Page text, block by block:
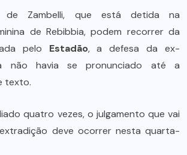
de Zambelli, que está detida na
de Rebibbia, podem recorrer da
pelo Estadão, a defesa da ex-
não havia se pronunciado até a
texto.
quatro vezes, o julgamento que vai
deve ocorrer nesta quarta-